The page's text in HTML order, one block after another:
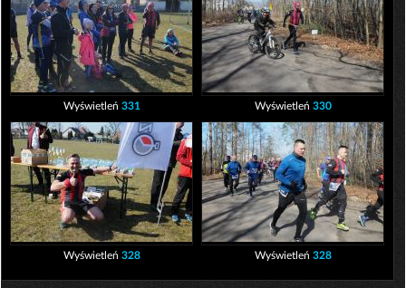
Wyświetleń 331 Wyświetleń 330
Wyświetleń 328 Wyświetleń 328